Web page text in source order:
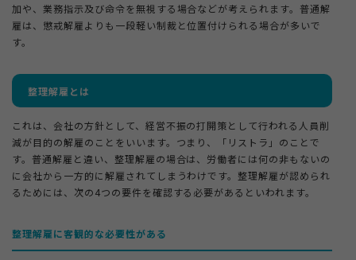
加や、業務指示及び命令を無視する場合などが考えられます。普通解
雇は、懲戒解雇よりも一段軽い制裁と位置付けられる場合が多いで
す。
整理解雇とは
これは、会社の方針として、経営不振の打開策として行われる人員削
減が目的の解雇のことをいいます。つまり、「リストラ」のことで
す。普通解雇と違い、整理解雇の場合は、労働者には何の非もないの
に会社から一方的に解雇されてしまうわけです。整理解雇が認められ
るためには、次の4つの要件を確認する必要があるといわれます。
整理解雇に客観的な必要性がある